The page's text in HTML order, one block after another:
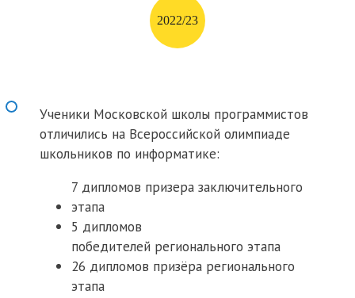
2022/23
Ученики Московской школы программистов
отличились на Всероссийской олимпиаде
школьников по информатике:
7 дипломов призера заключительного
этапа
5 дипломов
победителей регионального этапа
26 дипломов призёра регионального
этапа